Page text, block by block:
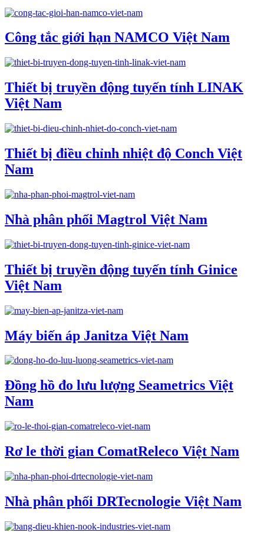
Công tắc giới hạn NAMCO Việt Nam
Thiết bị truyền động tuyến tính LINAK
Việt Nam
Thiết bị điều chỉnh nhiệt độ Conch Việt
Nam
Nhà phân phối Magtrol Việt Nam
Thiết bị truyền động tuyến tính Ginice
Việt Nam
Máy biến áp Janitza Việt Nam
Đồng hồ đo lưu lượng Seametrics Việt
Nam
Rơ le thời gian ComatReleco Việt Nam
Nhà phân phối DRTecnologie Việt Nam